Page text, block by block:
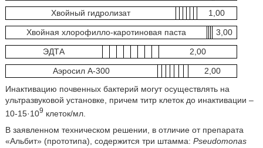
Хвойный гидролизат 1,00
Хвойная хлорофилло-каротиновая паста 3,00
ЭДТА 2,00
Аэросил А-300
2,00
Инактивацию почвенных бактерий могут осуществлять на
ультразвуковой установке, причем титр клеток до инактивации –
10-15·109 клеток/мл.
В заявленном техническом решении, в отличие от препарата
«Альбит» (прототипа), содержится три штамма: Pseudomonas